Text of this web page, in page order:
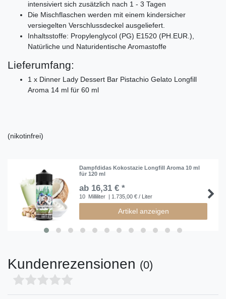
intensiviert sich zusätzlich nach 1 - 3 Tagen
Die Mischflaschen werden mit einem kindersicher
versiegelten Verschlussdeckel ausgeliefert.
Inhaltsstoffe: Propylenglycol (PG) E1520 (PH.EUR.),
Natürliche und Naturidentische Aromastoffe
Lieferumfang:
1 x Dinner Lady Dessert Bar Pistachio Gelato Longfill
Aroma 14 ml für 60 ml
(nikotinfrei)
Dampfdidas Kokostazie Longfill Aroma 10 ml
für 120 ml
ab 16,31 € *
10 Milliliter | 1.735,00 € / Liter
Artikel anzeigen
Kundenrezensionen (0)